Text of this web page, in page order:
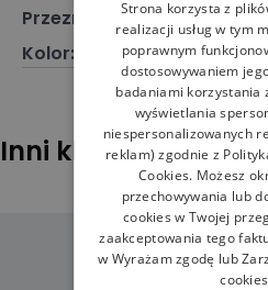
Przeznaczenie: Buty
Kolor: Szary
Inni klienci
Strona korzysta z
realizacji usług w tym
poprawnym
dostosowywaniem
badaniami korzystania
wyświetlania
niespersonalizowanych
reklam) zgodnie z
Cookies. Możesz
przechowywania lub
cookies w Twojej
zaakceptowania tego
w Wyrażam zgodę lub